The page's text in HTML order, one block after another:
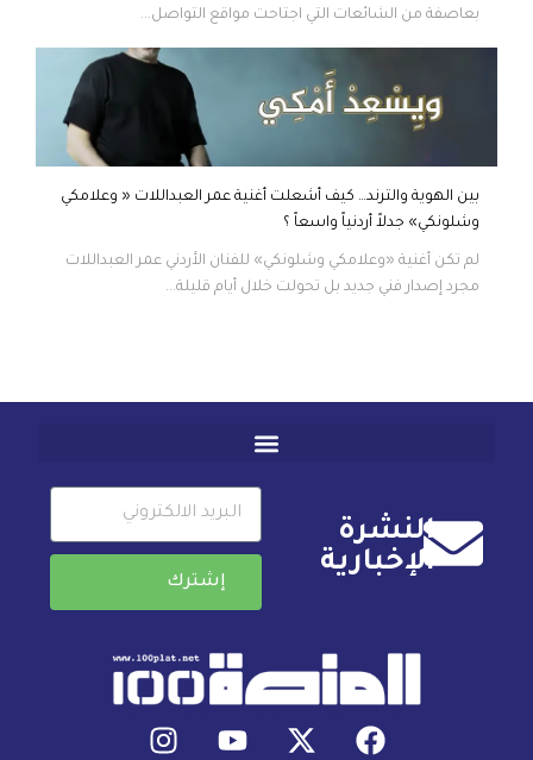
بعاصفة من الشائعات التي اجتاحت مواقع التواصل...
بين الهوية والترند… كيف أشعلت أغنية عمر العبداللات « وعلامكي
وشلونكي» جدلاً أردنياً واسعاً ؟
لم تكن أغنية «وعلامكي وشلونكي» للفنان الأردني عمر العبداللات
مجرد إصدار فني جديد بل تحولت خلال أيام قليلة...
النشرة
الإخبارية
إشترك